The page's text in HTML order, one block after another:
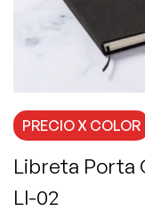
PRECIO X COLOR
Libreta Porta
Ll-02